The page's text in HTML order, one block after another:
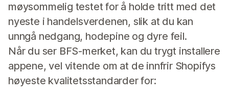
møysommelig testet for å holde tritt med det
nyeste i handelsverdenen, slik at du kan
unngå nedgang, hodepine og dyre feil.
Når du ser BFS-merket, kan du trygt installere
appene, vel vitende om at de innfrir Shopifys
høyeste kvalitetsstandarder for: